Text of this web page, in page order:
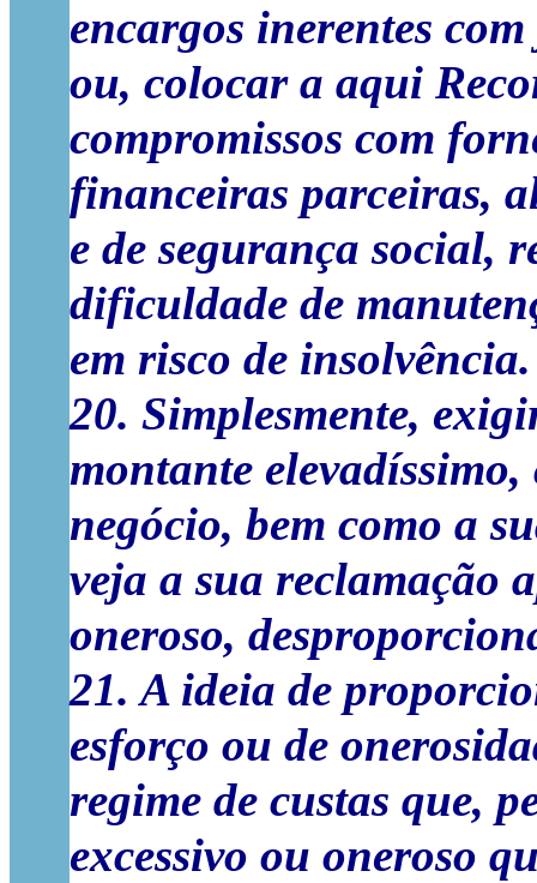
encargos inerentes
ou, colocar a aqui
compromissos com
financeiras parceiras,
e de segurança social,
dificuldade de
em risco de insolvência.
20. Simplesmente,
montante
negócio, bem como a
veja a sua reclamação
oneroso,
21. A ideia de
esforço ou de
regime de custas que,
excessivo ou oneroso